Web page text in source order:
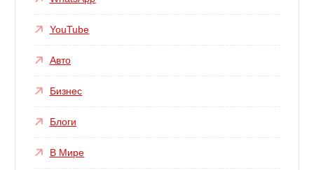
YouTube
Авто
Бизнес
Блоги
В Мире